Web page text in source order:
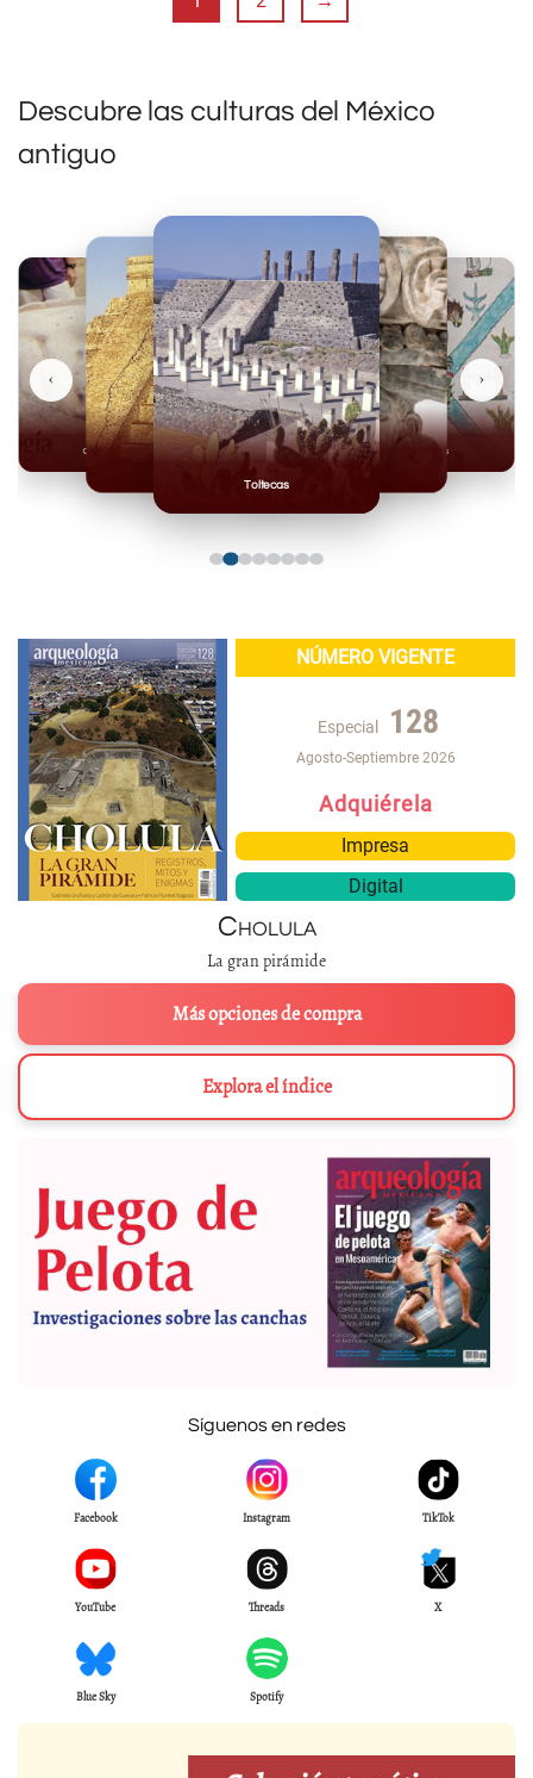
Descubre las culturas del México
antiguo
Toltecas
Mexicas
Olmecas
‹ ›
NÚMERO VIGENTE
Especial 128
Agosto-Septiembre 2026
Adquiérela
Impresa
Digital
Cholula
La gran pirámide
Más opciones de compra
Explora el índice
Síguenos en redes
Facebook Instagram TikTok
YouTube Threads X
Blue Sky Spotify